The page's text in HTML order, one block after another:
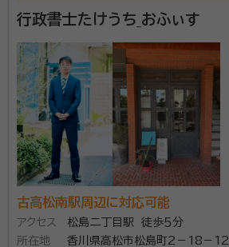
る案件もあります。
行政書士たけうち_おふぃす
古高松南駅周辺に対応可能
アクセス
松島二丁目駅 徒歩５分
所在地
香川県高松市松島町2－18－12